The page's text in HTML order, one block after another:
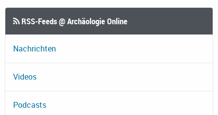
RSS-Feeds @ Archäologie Online
Nachrichten
Videos
Podcasts